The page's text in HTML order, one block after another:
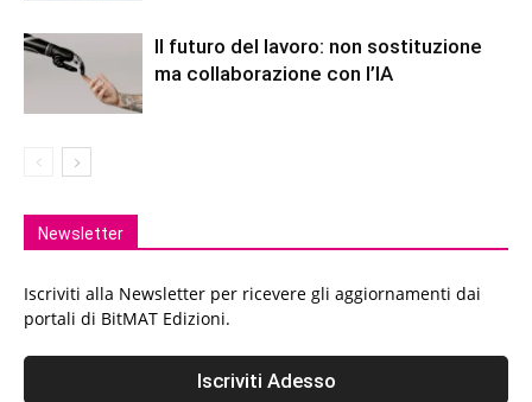
Il futuro del lavoro: non sostituzione
ma collaborazione con l’IA
Newsletter
Iscriviti alla Newsletter per ricevere gli aggiornamenti dai
portali di BitMAT Edizioni.